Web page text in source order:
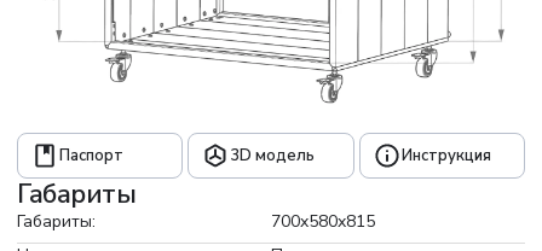
Паспорт 3D модель Инструкция
Габариты
Габариты:
700x580x815